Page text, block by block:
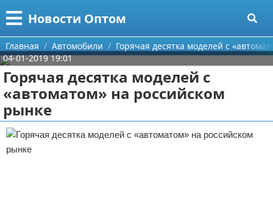
Новости Оптом
Меню
Главная
Категории
Информационные технологии
Автомобили
Знаменитости
Поиск
О проекте
Контакты
Главная Автомобили
Горячая десятка моделей с
04-01-2019 19:01
Горячая десятка моделей с
«автоматом» на российском
рынке